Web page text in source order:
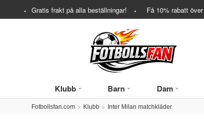
Gratis frakt på alla beställningar! Få 10% rabatt över
Klubb Barn Dam
Fotbollsfan.com Klubb Inter Milan matchkläder